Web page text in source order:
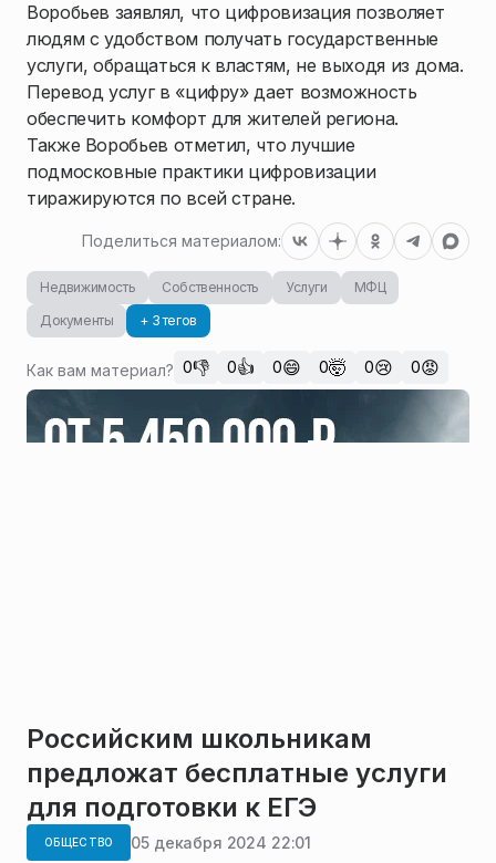
Воробьев заявлял, что цифровизация позволяет
людям с удобством получать государственные
услуги, обращаться к властям, не выходя из дома.
Перевод услуг в «цифру» дает возможность
обеспечить комфорт для жителей региона.
Также Воробьев отметил, что лучшие
подмосковные практики цифровизации
тиражируются по всей стране.
Поделиться материалом:
Недвижимость Собственность Услуги
МФЦ
Документы
+ 3 тегов
Как вам материал? 0👎 0👍 0😄 0🤯 0😢 0😡
Российским школьникам
предложат бесплатные услуги
для подготовки к ЕГЭ
ОБЩЕСТВО 05 декабря 2024 22:01